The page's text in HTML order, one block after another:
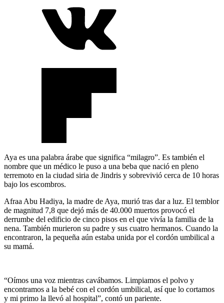
Aya es una palabra árabe que significa “milagro”. Es también el
nombre que un médico le puso a una beba que nació en pleno
terremoto en la ciudad siria de Jindris y sobrevivió cerca de 10 horas
bajo los escombros.
Afraa Abu Hadiya, la madre de Aya, murió tras dar a luz. El temblor
de magnitud 7,8 que dejó más de 40.000 muertos provocó el
derrumbe del edificio de cinco pisos en el que vivía la familia de la
nena. También murieron su padre y sus cuatro hermanos. Cuando la
encontraron, la pequeña aún estaba unida por el cordón umbilical a
su mamá.
“Oímos una voz mientras cavábamos. Limpiamos el polvo y
encontramos a la bebé con el cordón umbilical, así que lo cortamos
y mi primo la llevó al hospital”, contó un pariente.